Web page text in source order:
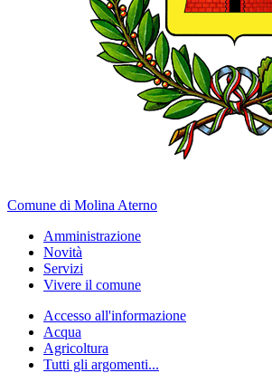
Comune di Molina Aterno
Amministrazione
Novità
Servizi
Vivere il comune
Accesso all'informazione
Acqua
Agricoltura
Tutti gli argomenti...